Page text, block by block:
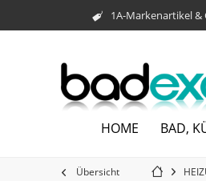
1A-Markenartikel &
HOME BAD,
Übersicht